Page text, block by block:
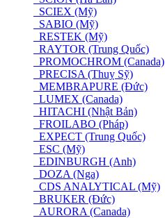
SCIEX (Mỹ)
SABIO (Mỹ)
RESTEK (Mỹ)
RAYTOR (Trung Quốc)
PROMOCHROM (Canada)
PRECISA (Thuỵ Sỹ)
MEMBRAPURE (Đức)
LUMEX (Canada)
HITACHI (Nhật Bản)
FROILABO (Pháp)
EXPECT (Trung Quốc)
ESC (Mỹ)
EDINBURGH (Anh)
DOZA (Nga)
CDS ANALYTICAL (Mỹ)
BRUKER (Đức)
AURORA (Canada)